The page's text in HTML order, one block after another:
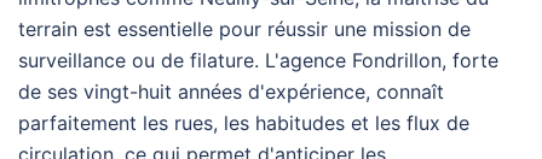
terrain est essentielle pour réussir une mission de
surveillance ou de filature. L'agence Fondrillon, forte
de ses vingt-huit années d'expérience, connaît
parfaitement les rues, les habitudes et les flux de
circulation, ce qui permet d'anticiper les